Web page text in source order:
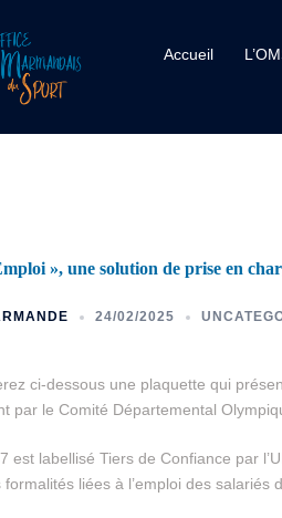
Accueil
», une solution de prise en
24/02/2025
ci-dessous une plaquette qui
par le Comité Départemental
est labellisé Tiers de Confiance par
liées à l’emploi des salariés